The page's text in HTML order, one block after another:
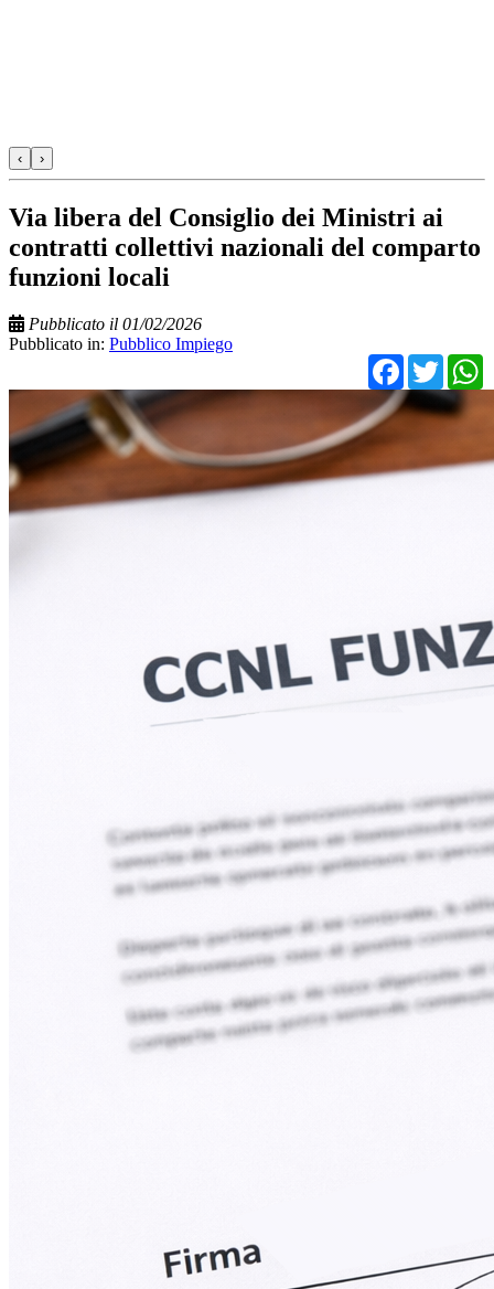
‹ ›
Via libera del Consiglio dei Ministri ai
contratti collettivi nazionali del comparto
funzioni locali
Pubblicato il 01/02/2026
Pubblicato in: Pubblico Impiego